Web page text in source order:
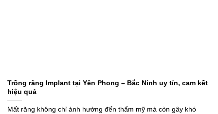
Trồng răng Implant tại Yên Phong – Bắc Ninh uy tín, cam kết
hiệu quả
Mất răng không chỉ ảnh hưởng đến thẩm mỹ mà còn gây khó